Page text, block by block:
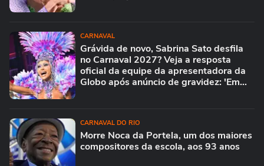
CARNAVAL
Grávida de novo, Sabrina Sato desfila
no Carnaval 2027? Veja a resposta
oficial da equipe da apresentadora da
Globo após anúncio de gravidez: 'Em
CARNAVAL DO RIO
Morre Noca da Portela, um dos maiores
compositores da escola, aos 93 anos